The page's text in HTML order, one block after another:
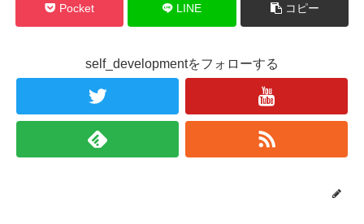
Pocket LINE コピー
self_developmentをフォローする